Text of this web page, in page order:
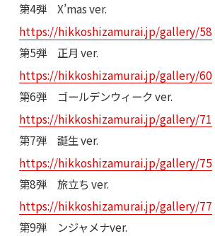
第4弾 X’mas ver.
https://hikkoshizamurai.jp/gallery/58
第5弾 正月 ver.
https://hikkoshizamurai.jp/gallery/60
第6弾 ゴールデンウィーク ver.
https://hikkoshizamurai.jp/gallery/71
第7弾 誕生 ver.
https://hikkoshizamurai.jp/gallery/75
第8弾 旅立ち ver.
https://hikkoshizamurai.jp/gallery/77
第9弾 ンジャメナver.